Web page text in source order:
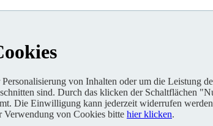
von Inhalten oder um die Leistung
sind. Durch das klicken der Schaltflächen
Die Einwilligung kann jederzeit widerrufen
Verwendung von Cookies bitte hier klicken.